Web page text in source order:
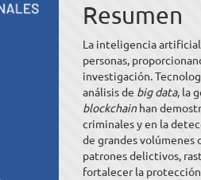
artículo
Resumen
La inteligencia
personas,
investigación.
análisis de big data, la
blockchainhan
criminales y en la
de grandes
patrones delictivos,
fortalecer la